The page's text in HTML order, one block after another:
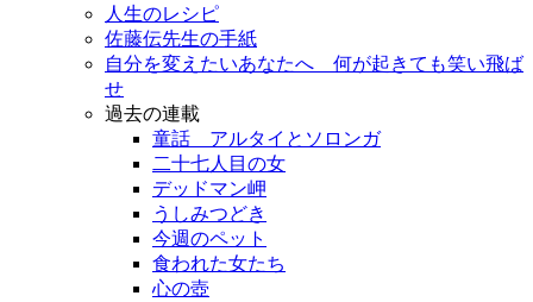
人生のレシピ
佐藤伝先生の手紙
自分を変えたいあなたへ 何が起きても笑い飛ば
せ
過去の連載
童話 アルタイとソロンガ
二十七人目の女
デッドマン岬
うしみつどき
今週のペット
食われた女たち
心の壺